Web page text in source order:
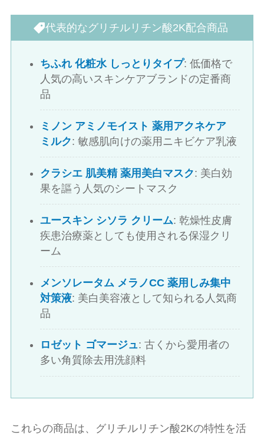
代表的なグリチルリチン酸2K配合商品
ちふれ 化粧水 しっとりタイプ: 低価格で
人気の高いスキンケアブランドの定番商
品
ミノン アミノモイスト 薬用アクネケア
ミルク: 敏感肌向けの薬用ニキビケア乳液
クラシエ 肌美精 薬用美白マスク: 美白効
果を謳う人気のシートマスク
ユースキン シソラ クリーム: 乾燥性皮膚
疾患治療薬としても使用される保湿クリ
ーム
メンソレータム メラノCC 薬用しみ集中
対策液: 美白美容液として知られる人気商
品
ロゼット ゴマージュ: 古くから愛用者の
多い角質除去用洗顔料
これらの商品は、グリチルリチン酸2Kの特性を活